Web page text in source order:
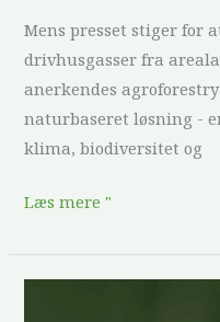
Mens presset stiger for
drivhusgasser fra
anerkendes
naturbaseret løsning -
klima, biodiversitet og
Læs mere "